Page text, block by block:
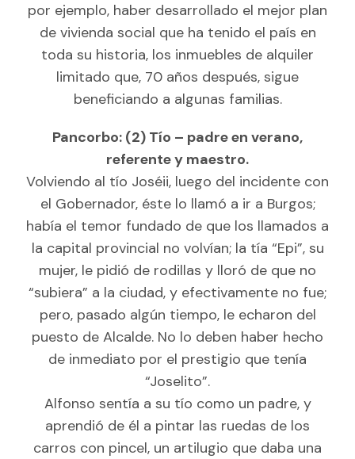
por ejemplo, haber desarrollado el mejor plan
de vivienda social que ha tenido el país en
toda su historia, los inmuebles de alquiler
limitado que, 70 años después, sigue
beneficiando a algunas familias.
Pancorbo: (2) Tío – padre en verano,
referente y maestro.
Volviendo al tío Joséii, luego del incidente con
el Gobernador, éste lo llamó a ir a Burgos;
había el temor fundado de que los llamados a
la capital provincial no volvían; la tía “Epi”, su
mujer, le pidió de rodillas y lloró de que no
“subiera” a la ciudad, y efectivamente no fue;
pero, pasado algún tiempo, le echaron del
puesto de Alcalde. No lo deben haber hecho
de inmediato por el prestigio que tenía
“Joselito”.
Alfonso sentía a su tío como un padre, y
aprendió de él a pintar las ruedas de los
carros con pincel, un artilugio que daba una